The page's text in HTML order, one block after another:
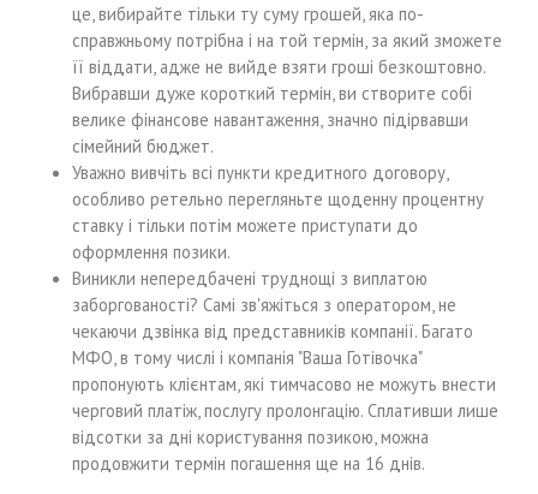
це, вибирайте тільки ту суму грошей, яка по-
справжньому потрібна і на той термін, за який зможете
її віддати, адже не вийде взяти гроші безкоштовно.
Вибравши дуже короткий термін, ви створите собі
велике фінансове навантаження, значно підірвавши
сімейний бюджет.
Уважно вивчіть всі пункти кредитного договору,
особливо ретельно перегляньте щоденну процентну
ставку і тільки потім можете приступати до
оформлення позики.
Виникли непередбачені труднощі з виплатою
заборгованості? Самі зв'яжіться з оператором, не
чекаючи дзвінка від представників компанії. Багато
МФО, в тому числі і компанія "Ваша Готівочка"
пропонують клієнтам, які тимчасово не можуть внести
черговий платіж, послугу пролонгацію. Сплативши лише
відсотки за дні користування позикою, можна
продовжити термін погашення ще на 16 днів.